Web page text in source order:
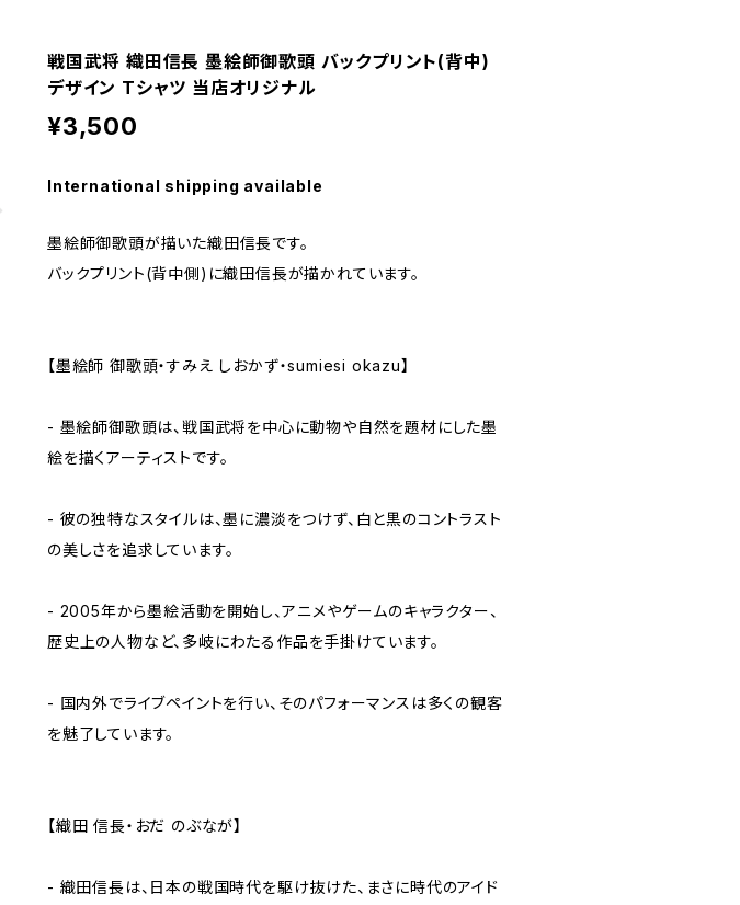
戦国武将 織田信長 墨絵師御歌頭 バックプリント(背中)
デザイン Tシャツ 当店オリジナル
¥3,500
International shipping available
墨絵師御歌頭が描いた織田信長です。
バックプリント(背中側)に織田信長が描かれています。
【墨絵師 御歌頭・すみえ しおかず・sumiesi okazu】
- 墨絵師御歌頭は、戦国武将を中心に動物や自然を題材にした墨
絵を描くアーティストです。
- 彼の独特なスタイルは、墨に濃淡をつけず、白と黒のコントラスト
の美しさを追求しています。
- 2005年から墨絵活動を開始し、アニメやゲームのキャラクター、
歴史上の人物など、多岐にわたる作品を手掛けています。
- 国内外でライブペイントを行い、そのパフォーマンスは多くの観客
を魅了しています。
【織田 信長・おだ のぶなが】
- 織田信長は、日本の戦国時代を駆け抜けた、まさに時代のアイド